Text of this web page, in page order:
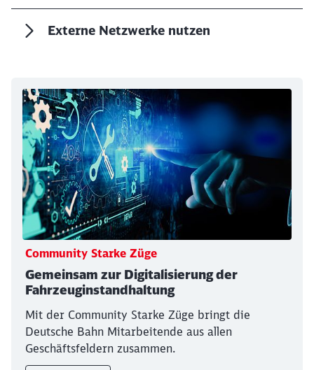
Externe Netzwerke nutzen
Community Starke Züge
Gemeinsam zur Digitalisierung der
Fahrzeuginstandhaltung
Mit der Community Starke Züge bringt die
Deutsche Bahn Mitarbeitende aus allen
Geschäftsfeldern zusammen.